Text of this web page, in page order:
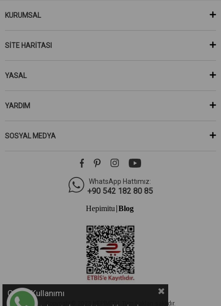
KURUMSAL
SİTE HARİTASI
YASAL
YARDIM
SOSYAL MEDYA
WhatsApp Hattımız:
+90 542 182 80 85
Hepimitu| Blog
Copyright© 2023 HEPİMİTU. Tüm hakları saklıdır.
Çerez Kullanımı